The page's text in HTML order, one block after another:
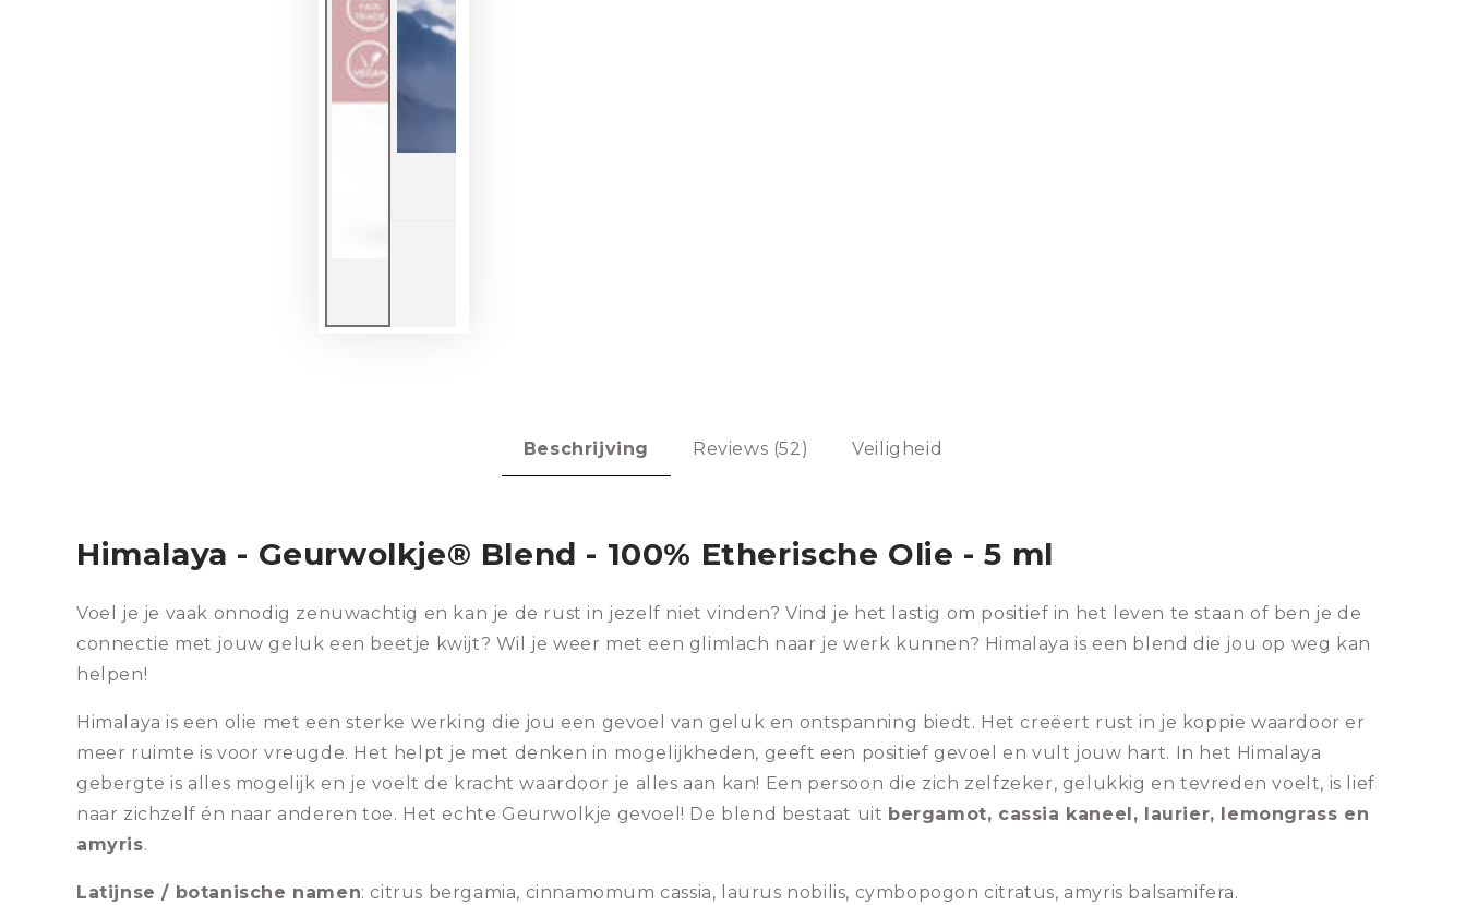
Beschrijving Reviews (52) Veiligheid
Himalaya - Geurwolkje® Blend - 100% Etherische Olie - 5 ml
Voel je je vaak onnodig zenuwachtig en kan je de rust in jezelf niet vinden? Vind je het lastig om positief in het leven te staan of ben je de
connectie met jouw geluk een beetje kwijt? Wil je weer met een glimlach naar je werk kunnen? Himalaya is een blend die jou op weg kan
helpen!
Himalaya is een olie met een sterke werking die jou een gevoel van geluk en ontspanning biedt. Het creëert rust in je koppie waardoor er
meer ruimte is voor vreugde. Het helpt je met denken in mogelijkheden, geeft een positief gevoel en vult jouw hart. In het Himalaya
gebergte is alles mogelijk en je voelt de kracht waardoor je alles aan kan! Een persoon die zich zelfzeker, gelukkig en tevreden voelt, is lief
naar zichzelf én naar anderen toe. Het echte Geurwolkje gevoel! De blend bestaat uit bergamot, cassia kaneel, laurier, lemongrass en
amyris.
Latijnse / botanische namen: citrus bergamia, cinnamomum cassia, laurus nobilis, cymbopogon citratus, amyris balsamifera.